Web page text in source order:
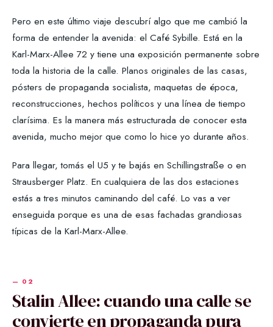
Pero en este último viaje descubrí algo que me cambió la
forma de entender la avenida: el Café Sybille. Está en la
Karl-Marx-Allee 72 y tiene una exposición permanente sobre
toda la historia de la calle. Planos originales de las casas,
pósters de propaganda socialista, maquetas de época,
reconstrucciones, hechos políticos y una línea de tiempo
clarísima. Es la manera más estructurada de conocer esta
avenida, mucho mejor que como lo hice yo durante años.
Para llegar, tomás el U5 y te bajás en Schillingstraße o en
Strausberger Platz. En cualquiera de las dos estaciones
estás a tres minutos caminando del café. Lo vas a ver
enseguida porque es una de esas fachadas grandiosas
típicas de la Karl-Marx-Allee.
Stalin Allee: cuando una calle se
convierte en propaganda pura